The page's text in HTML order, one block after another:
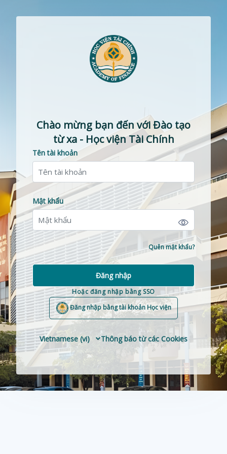
Chào mừng bạn đến với Đào tạo
từ xa - Học viện Tài Chính
Tên tài khoản
Tên tài khoản
Mật khẩu
Mật khẩu
Quên mật khẩu?
Đăng nhập
Hoặc đăng nhập bằng SSO
Đăng nhập bằng tài khoản Học viện
Vietnamese ‎(vi)‎ Thông báo từ các Cookies